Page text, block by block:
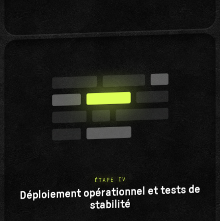
ÉTAPE IV
Déploiement opérationnel et tests de
stabilité